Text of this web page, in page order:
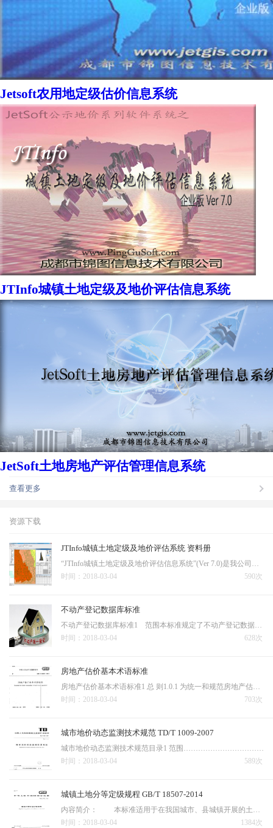
Jetsoft农用地定级估价信息系统
JTInfo城镇土地定级及地价评估信息系统
JetSoft土地房地产评估管理信息系统
查看更多
资源下载
JTInfo城镇土地定级及地价评估系统 资料册
590次
时间：2018-03-04
不动产登记数据库标准
628次
时间：2018-03-04
房地产估价基本术语标准
703次
时间：2018-03-04
城市地价动态监测技术规范 TD/T 1009-2007
589次
时间：2018-03-04
城镇土地分等定级规程 GB/T 18507-2014
1384次
时间：2018-03-04